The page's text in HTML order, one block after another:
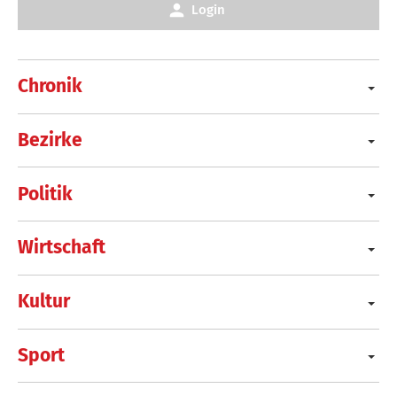
Chronik
Bezirke
Politik
Wirtschaft
Kultur
Sport
Login